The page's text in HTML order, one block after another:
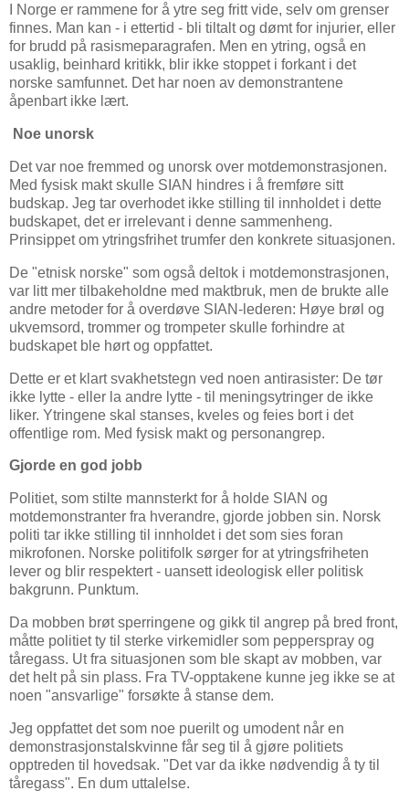
I Norge er rammene for å ytre seg fritt vide, selv om grenser
finnes. Man kan - i ettertid - bli tiltalt og dømt for injurier, eller
for brudd på rasismeparagrafen. Men en ytring, også en
usaklig, beinhard kritikk, blir ikke stoppet i forkant i det
norske samfunnet. Det har noen av demonstrantene
åpenbart ikke lært.
Noe unorsk
Det var noe fremmed og unorsk over motdemonstrasjonen.
Med fysisk makt skulle SIAN hindres i å fremføre sitt
budskap. Jeg tar overhodet ikke stilling til innholdet i dette
budskapet, det er irrelevant i denne sammenheng.
Prinsippet om ytringsfrihet trumfer den konkrete situasjonen.
De "etnisk norske" som også deltok i motdemonstrasjonen,
var litt mer tilbakeholdne med maktbruk, men de brukte alle
andre metoder for å overdøve SIAN-lederen: Høye brøl og
ukvemsord, trommer og trompeter skulle forhindre at
budskapet ble hørt og oppfattet.
Dette er et klart svakhetstegn ved noen antirasister: De tør
ikke lytte - eller la andre lytte - til meningsytringer de ikke
liker. Ytringene skal stanses, kveles og feies bort i det
offentlige rom. Med fysisk makt og personangrep.
Gjorde en god jobb
Politiet, som stilte mannsterkt for å holde SIAN og
motdemonstranter fra hverandre, gjorde jobben sin. Norsk
politi tar ikke stilling til innholdet i det som sies foran
mikrofonen. Norske politifolk sørger for at ytringsfriheten
lever og blir respektert - uansett ideologisk eller politisk
bakgrunn. Punktum.
Da mobben brøt sperringene og gikk til angrep på bred front,
måtte politiet ty til sterke virkemidler som pepperspray og
tåregass. Ut fra situasjonen som ble skapt av mobben, var
det helt på sin plass. Fra TV-opptakene kunne jeg ikke se at
noen "ansvarlige" forsøkte å stanse dem.
Jeg oppfattet det som noe puerilt og umodent når en
demonstrasjonstalskvinne får seg til å gjøre politiets
opptreden til hovedsak. "Det var da ikke nødvendig å ty til
tåregass". En dum uttalelse.